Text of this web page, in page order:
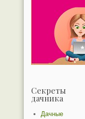
Секреты
дачника
Дачные